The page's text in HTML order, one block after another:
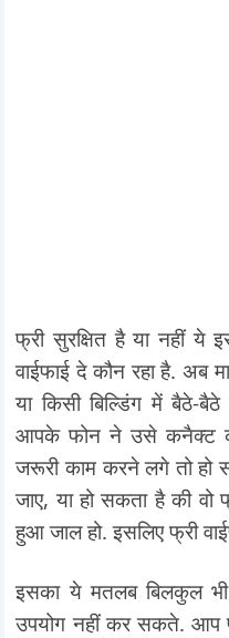
फ्री सुरक्षित है या नहीं ये
वाईफाई दे कौन रहा है. अब
या किसी बिल्डिंग में बैठे-
आपके फोन ने उसे कनैक्ट
जरूरी काम करने लगे तो हो
जाए, या हो सकता है की वो
हुआ जाल हो. इसलिए फ्री
इसका ये मतलब बिलकुल
उपयोग नहीं कर सकते. आप